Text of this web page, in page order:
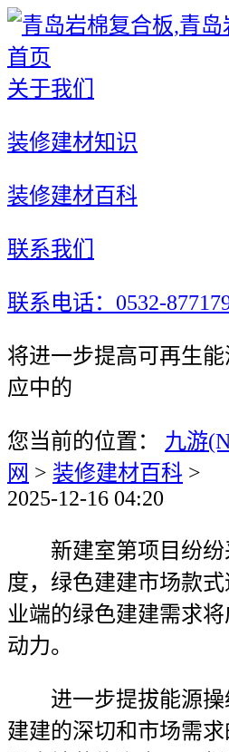
首页
关于我们
装修建材知识
装修建材百科
联系我们
联系电话：0532-
将进一步提高可再生
应中的
您当前的位置： 九游
网 > 装修建材百科 >
2025-12-16 04:20
新建室第项目纷纷
度，绿色建建市场款
业端的绿色建建需求
动力。
进一步提拔能源操
建建的深切和市场需